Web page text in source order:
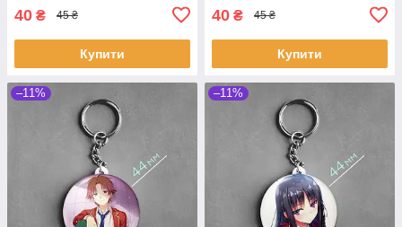
40 ₴ 45 ₴
Купити
40 ₴ 45 ₴
Купити
–11% –11%